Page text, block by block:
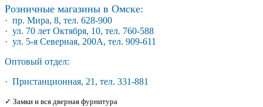
Розничные магазины в Омске:
· пр. Мира, 8, тел. 628-900
· ул. 70 лет Октября, 10, тел. 760-588
· ул. 5-я Северная, 200А, тел. 909-611
Оптовый отдел:
· Пристанционная, 21, тел. 331-881
✓ Замки и вся дверная фурнитура